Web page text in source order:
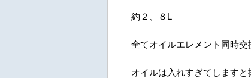
約２、８L
全てオイルエレメント同時
オイルは入れすぎてします